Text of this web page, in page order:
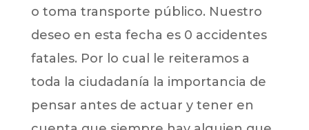
o toma transporte público. Nuestro
deseo en esta fecha es 0 accidentes
fatales. Por lo cual le reiteramos a
toda la ciudadanía la importancia de
pensar antes de actuar y tener en